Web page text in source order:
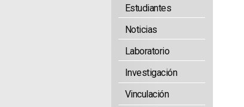
Estudiantes
Noticias
Laboratorio
Investigación
Vinculación